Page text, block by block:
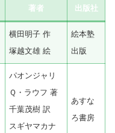
著者 出版社
横田明子 作
塚越文雄 絵
絵本塾
出版
パオンジャリ
Ｑ・ラウフ 著
千葉茂樹 訳
スギヤマカナ
あすな
ろ書房